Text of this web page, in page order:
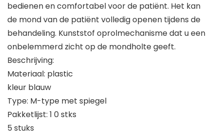
bedienen en comfortabel voor de patiënt. Het kan
de mond van de patiënt volledig openen tijdens de
behandeling. Kunststof oprolmechanisme dat u een
onbelemmerd zicht op de mondholte geeft.
Beschrijving:
Materiaal: plastic
kleur blauw
Type: M-type met spiegel
Pakketlijst: 1 0 stks
5 stuks